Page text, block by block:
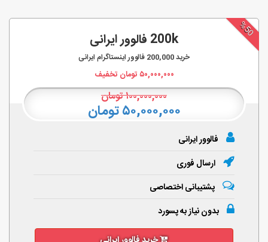
%50
200k فالوور ایرانی
خرید200,000 فالوور اینستاگرام ایرانی
۵۰,۰۰۰,۰۰۰تومان تخفیف
۱۰۰,۰۰۰,۰۰۰تومان
۵۰,۰۰۰,۰۰۰ تومان
فالوور ایرانی
ارسال فوری
پشتیبانی اختصاصی
بدون نیاز به پسورد